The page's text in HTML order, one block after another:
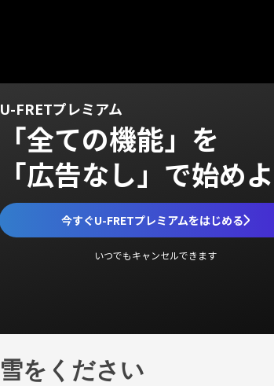
U-FRETプレミアム
「全ての機能」を
「広告なし」で始め
今すぐU-FRETプレミアムをはじめる
いつでもキャンセルできます
雪をください